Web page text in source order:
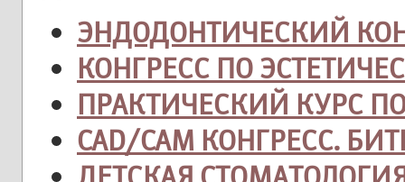
ЭНДОДОНТИЧЕСКИЙ
КОНГРЕСС ПО
ПРАКТИЧЕСКИЙ КУРС
CAD/CAM КОНГРЕСС.